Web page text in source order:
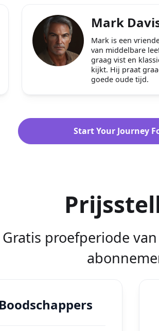
Mark
Mark is een
van middelbare
graag vist en
kijkt. Hij praat
goede oude tijd.
Start Your Journey
Gratis proefperiode
Boodschappers